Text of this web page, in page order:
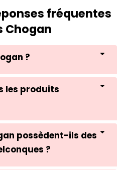
fréquentes
Chogan
?
les produits
possèdent-ils des
?